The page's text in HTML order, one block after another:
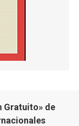
Gratuito» de